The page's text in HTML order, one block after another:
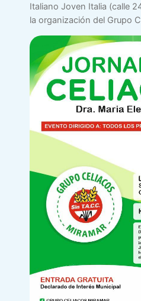
Italiano Joven Italia (calle
la organización del Grupo